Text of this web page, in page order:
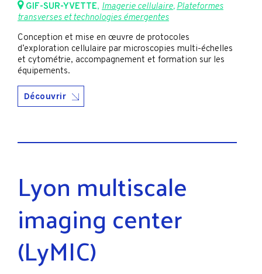
GIF-SUR-YVETTE, Imagerie cellulaire, Plateformes
transverses et technologies émergentes
Conception et mise en œuvre de protocoles
d’exploration cellulaire par microscopies multi-échelles
et cytométrie, accompagnement et formation sur les
équipements.
Découvrir
Lyon multiscale
imaging center
(LyMIC)